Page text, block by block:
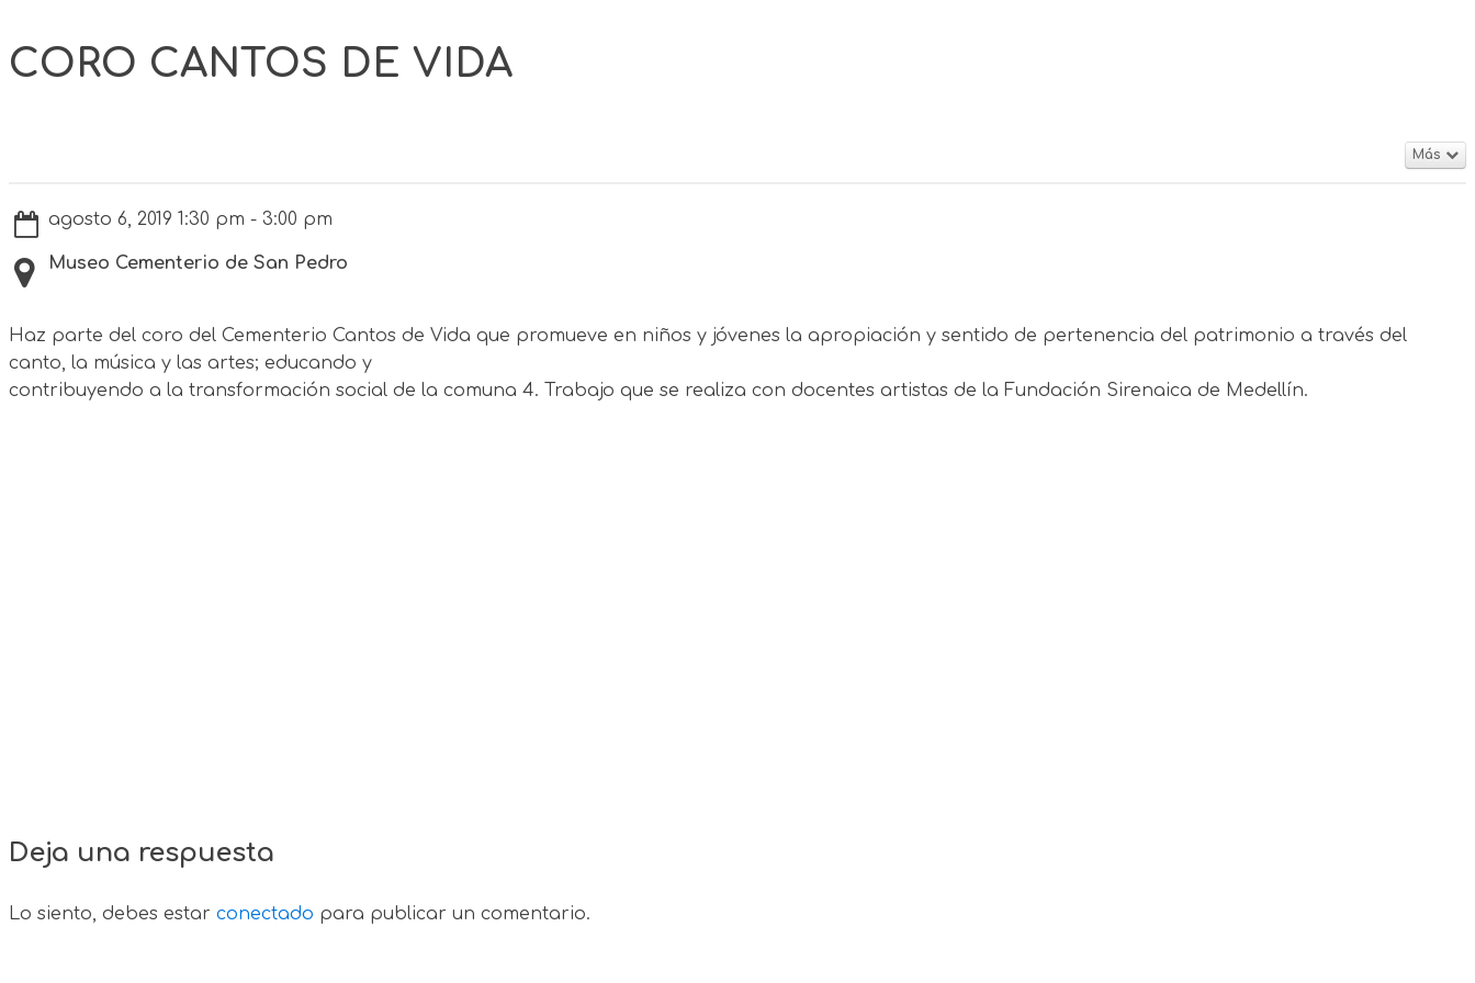
CORO CANTOS DE VIDA
Más
agosto 6, 2019 1:30 pm - 3:00 pm
Museo Cementerio de San Pedro
Haz parte del coro del Cementerio Cantos de Vida que promueve en niños y jóvenes la apropiación y sentido de pertenencia del patrimonio a través del
canto, la música y las artes; educando y
contribuyendo a la transformación social de la comuna 4. Trabajo que se realiza con docentes artistas de la Fundación Sirenaica de Medellín.
Deja una respuesta
Lo siento, debes estar conectado para publicar un comentario.